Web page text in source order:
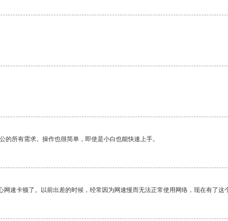
所有需求。操作也很简单，即使是小白也能快速上手。
速卡顿了。以前出差的时候，经常因为网速慢而无法正常使用网络，现在有了这